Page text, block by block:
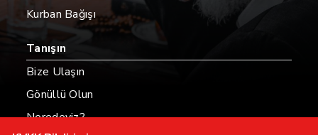
Kurban Bağışı
Tanışın
Bize Ulaşın
Gönüllü Olun
Neredeyiz?